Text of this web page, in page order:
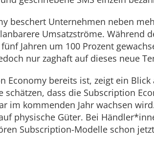
beschert Unternehmen neben
Umsatzströme. Während
Jahren um 100 Prozent
nur zaghaft auf dieses neue
Economy bereits ist, zeigt ein Blick
schätzen, dass die Subscription
im kommenden Jahr wachsen
physische Güter. Bei
Subscription-Modelle schon